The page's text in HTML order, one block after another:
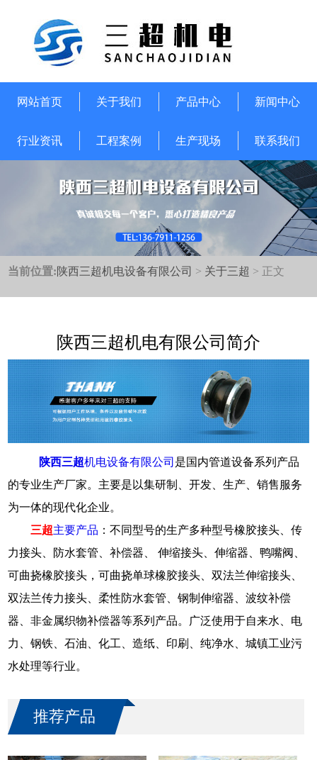
网站首页 关于我们 产品中心 新闻中心
行业资讯 工程案例 生产现场 联系我们
当前位置:陕西三超机电设备有限公司 > 关于三超 > 正文
陕西三超机电有限公司简介
陕西三超机电设备有限公司 是国内管道设备系列产品
的专业生产厂家。主要是以集研制、开发、生产、销售服务
为一体的现代化企业。
三超主要产品 ：不同型号的生产多种型号橡胶接头、传
力接头、防水套管、补偿器、 伸缩接头、伸缩器、鸭嘴阀、
可曲挠橡胶接头，可曲挠单球橡胶接头、双法兰伸缩接头、
双法兰传力接头、柔性防水套管、钢制伸缩器、波纹补偿
器、非金属织物补偿器等系列产品。广泛使用于自来水、电
力、钢铁、石油、化工、造纸、印刷、纯净水、城镇工业污
水处理等行业。
推荐产品